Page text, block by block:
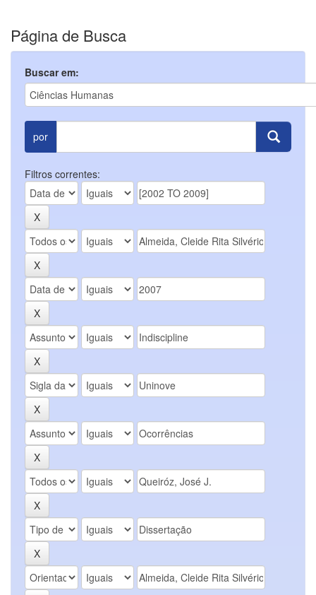
Página de Busca
Buscar em:
por
Filtros correntes: